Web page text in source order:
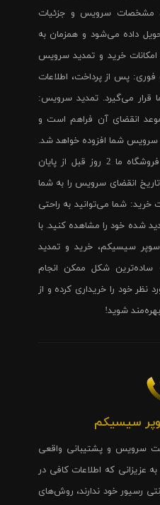
مشخصات سرویس و جزئیات
داده می‌شود و همزمان به
امکانات خرید و تمدید سرویس
پس از پرداخت، اطلاعات
قرار می‌گیرد. تمدید سرویس:
انقضای آن فراهم است و
سرویس شما افزوده خواهد شد.
یادآوری تاریخ انقضا: سیستم فروشگاه ما 2 روز قبل از پایان
انقضای سرویس را به شما
خرید: شما می‌توانید به راحتی
شده خود را مشاهده کنید. با
سیسیکم، خرید و تمدید
شکل ممکن انجام
خود را خریداری کرده و از
شوید!
سیسیکم
سرویس و پشتیبانی واقعی
عزیزانی که اطلاعات کافی در
رسیور خود ندارند، روش‌های